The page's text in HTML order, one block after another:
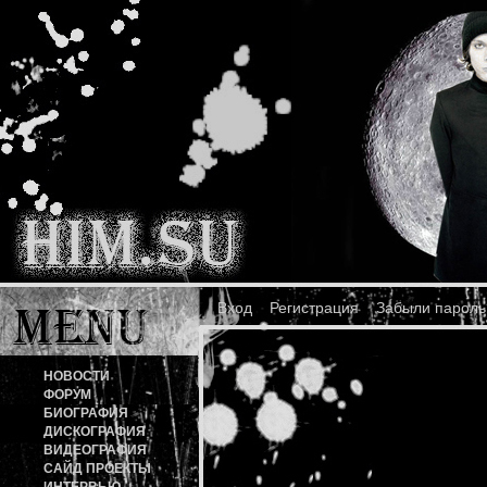
Вход Регистрация Забыли
НОВОСТИ
ФОРУМ
БИОГРАФИЯ
ДИСКОГРАФИЯ
ВИДЕОГРАФИЯ
САЙД ПРОЕКТЫ